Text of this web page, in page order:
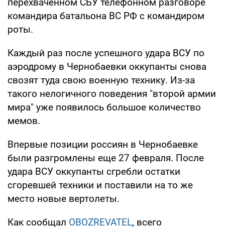
перехваченном СБУ телефонном разговоре
командира батальона ВС РФ с командиром
роты.
Каждый раз после успешного удара ВСУ по
аэродрому в Чернобаевки оккупанты снова
свозят туда свою военную технику. Из-за
такого нелогичного поведения "второй армии
мира" уже появилось большое количество
мемов.
Впервые позиции россиян в Чернобаевке
были разгромлены еще 27 февраля. После
удара ВСУ оккупанты сгребли остатки
сгоревшей техники и поставили на то же
место новые вертолеты.
Как сообщал OBOZREVATEL, всего